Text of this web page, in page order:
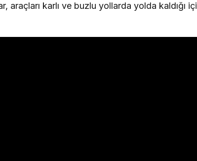
araçları karlı ve buzlu yollarda yolda kaldığı